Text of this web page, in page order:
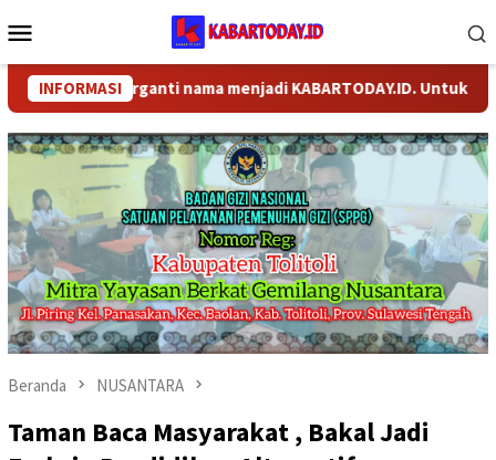
ke
Mobile
INFORMASI
telah berganti nama menjadi KABARTODAY.ID. Untuk
Beranda NUSANTARA
Taman Baca Masyarakat , Bakal Jadi